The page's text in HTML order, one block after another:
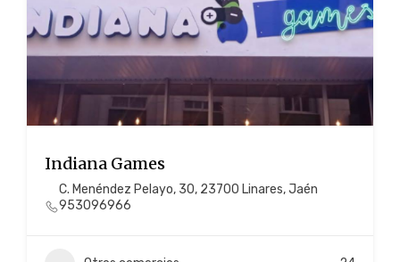
Indiana Games
C. Menéndez Pelayo, 30, 23700 Linares, Jaén
953096966